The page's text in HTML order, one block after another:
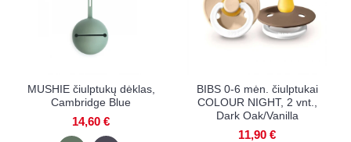
MUSHIE čiulptukų dėklas,
Cambridge Blue
14,60 €
BIBS 0-6 mėn. čiulptukai
COLOUR NIGHT, 2 vnt.,
Dark Oak/Vanilla
11,90 €